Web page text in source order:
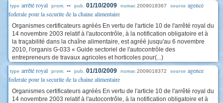
type arrêté royal prom. -- pub. 01/10/2009 numac 2009018367 source agence
federale pour la securite de la chaine alimentaire
Organismes certificateurs agréés En vertu de l'article 10 de l'arrêté royal du
14 novembre 2003 relatif à l'autocontrôle, à la notification obligatoire et à
la traçabilité dans la chaîne alimentaire, est agréé jusqu'au 6 novembre
2010, l'organis G-033 « Guide sectoriel de l'autocontrôle des
entrepreneurs de travaux agricoles et horticoles pour(...)
type arrêté royal prom. -- pub. 01/10/2009 numac 2009018372 source agence
federale pour la securite de la chaine alimentaire
Organismes certificateurs agréés En vertu de l'article 10 de l'arrêté royal du
14 novembre 2003 relatif à l'autocontrôle, à la notification obligatoire et à